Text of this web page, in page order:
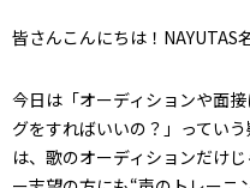
皆さんこんにちは！NAYUTAS
今日は「オーディションや面
グをすればいいの？」ってい
は、歌のオーディションだけ